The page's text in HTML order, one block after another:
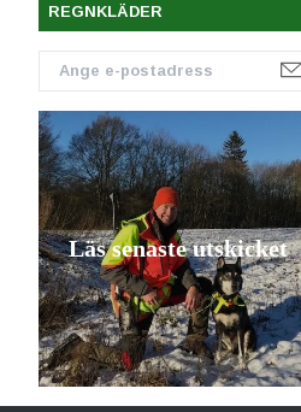
REGNKLÄDER
Läs senaste utskicket